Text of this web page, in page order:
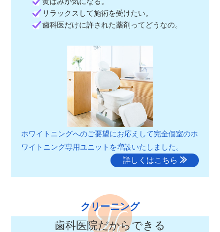
リラックスして施術を受けたい。
歯科医だけに許された薬剤ってどうなの。
ホワイトニングへのご要望にお応えして完全個室のホ
ワイトニング専用ユニットを増設いたしました。
詳しくはこちら
クリーニング
歯科医院だからできる